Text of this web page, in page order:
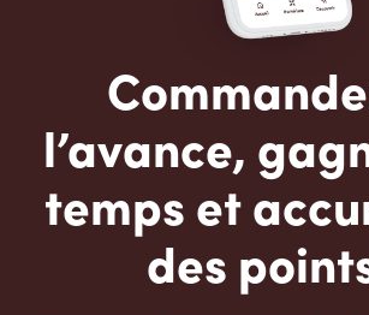
l’avance,
temps et
des